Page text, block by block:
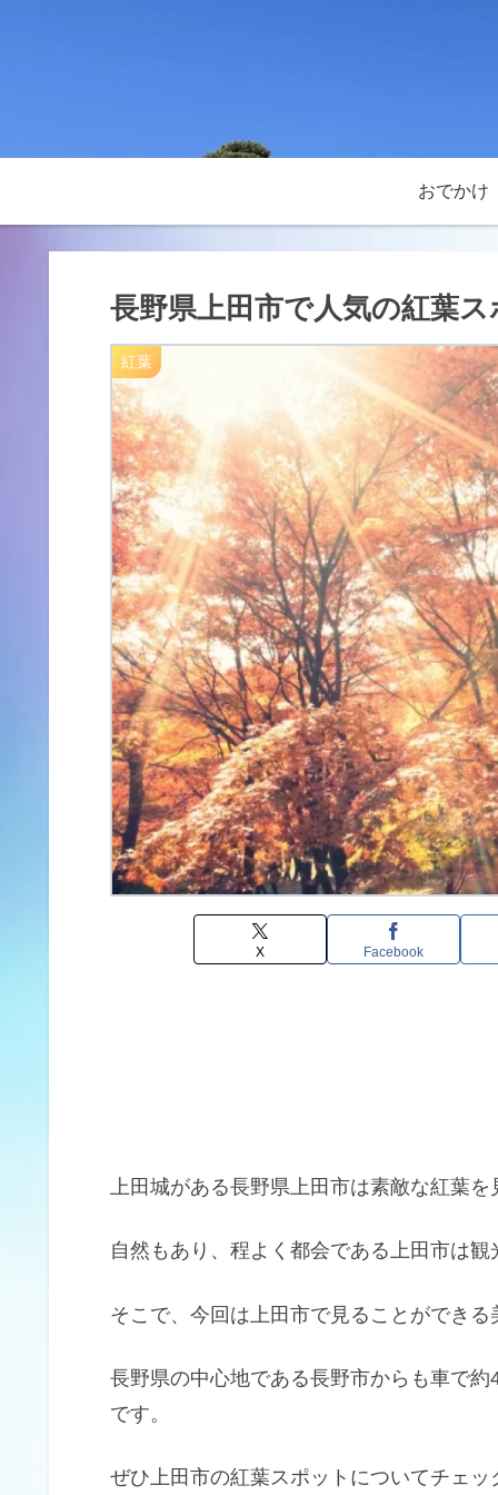
おでかけ
長野県上田市で人気の紅葉
紅葉
X Facebook
上田城がある長野県上田市は素敵な紅葉
自然もあり、程よく都会である上田市は
そこで、今回は上田市で見ることができ
長野県の中心地である長野市からも車で
です。
ぜひ上田市の紅葉スポットについてチェ